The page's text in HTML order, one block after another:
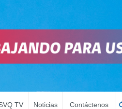
TV Noticias Contáctenos